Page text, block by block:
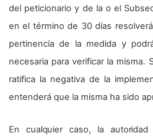
del peticionario y de la o el
en el término de 30 días
pertinencia de la medida y
necesaria para verificar la misma.
ratifica la negativa de la
entenderá que la misma ha sido
En cualquier caso, la